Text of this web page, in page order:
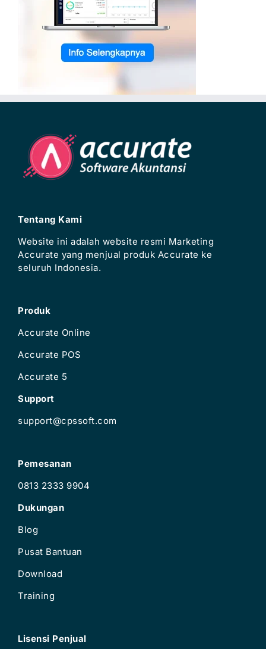
Tentang Kami
Website ini adalah website resmi Marketing
Accurate yang menjual produk Accurate ke
seluruh Indonesia.
Produk
Accurate Online
Accurate POS
Accurate 5
Support
support@cpssoft.com
Pemesanan
0813 2333 9904
Dukungan
Blog
Pusat Bantuan
Download
Training
Lisensi Penjual